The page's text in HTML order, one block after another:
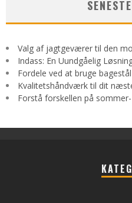
Valg af jagtgeværer til den
Indass: En Uundgåelig
Fordele ved at bruge
Kvalitetshåndværk til dit
Forstå forskellen på